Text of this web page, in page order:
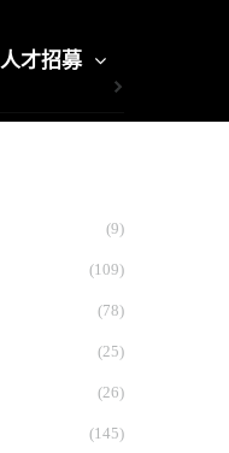
人才招募
(9)
(109)
(78)
(25)
(26)
(145)